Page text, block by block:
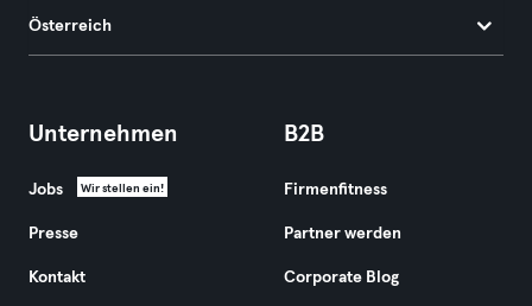
Österreich
Unternehmen
Jobs Wir stellen ein!
Presse
Kontakt
B2B
Firmenfitness
Partner werden
Corporate Blog